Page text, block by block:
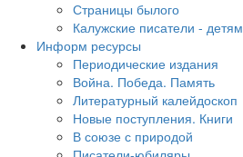
Страницы былого
Калужские писатели - детям
Информ ресурсы
Периодические издания
Война. Победа. Память
Литературный калейдоскоп
Новые поступления. Книги
В союзе с природой